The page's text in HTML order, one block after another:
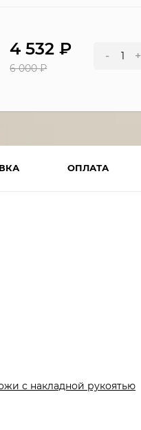
4 532₽
6 000₽
- +
ОПЛАТА
с накладной рукоятью